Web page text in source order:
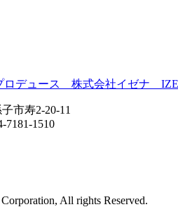
市寿2-20-11
7181-1510
All rights Reserved.